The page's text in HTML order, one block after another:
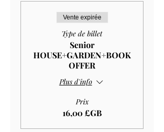
Vente expirée
Type de billet
Senior
HOUSE+GARDEN+BOOK
OFFER
Plus d'info
Prix
16,00 £GB